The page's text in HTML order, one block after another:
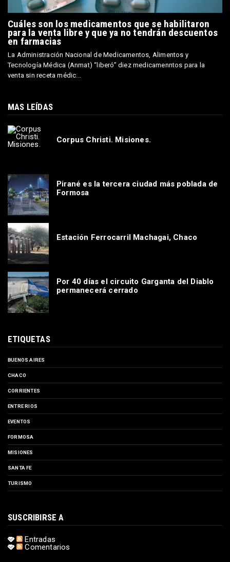
Cuáles son los medicamentos que se habilitaron
para la venta libre y que ya no tendrán descuentos
en farmacias
La Administración Nacional de Medicamentos, Alimentos y
Tecnología Médica (Anmat) “liberó” diez medicamenntos para la
venta sin receta médic...
MAS LEÍDAS
Corpus Christi. Misiones.
Pirané es la tercera ciudad más poblada de
Formosa
Estación Ferrocarril Machagai, Chaco
Por 40 días el circuito Garganta del Diablo
permanecerá cerrado
ETIQUETAS
BUENOS AIRES
CHACO
CORRIENTES
ENTRE RIOS
EVENTOS
FORMOSA
MISIONES
SANTA FE
TURISMO
SUSCRIBIRSE A
Entradas
Comentarios